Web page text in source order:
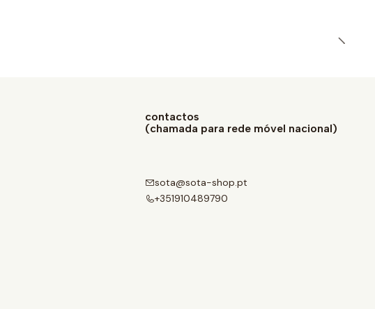
contactos
(chamada para rede móvel nacional)
sota@sota-shop.pt
+351910489790